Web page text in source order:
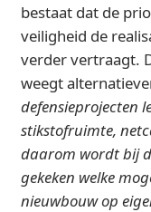
bestaat dat de
veiligheid de
verder vertraagt.
weegt
defensieprojecten
stikstofruimte,
daarom wordt bij
gekeken welke
nieuwbouw op